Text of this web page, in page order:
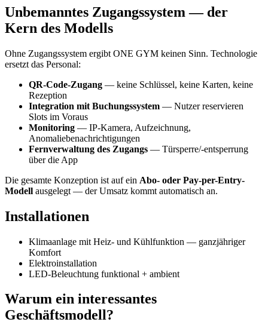
Unbemanntes Zugangssystem — der
Kern des Modells
Ohne Zugangssystem ergibt ONE GYM keinen Sinn. Technologie
ersetzt das Personal:
QR-Code-Zugang — keine Schlüssel, keine Karten, keine
Rezeption
Integration mit Buchungssystem — Nutzer reservieren
Slots im Voraus
Monitoring — IP-Kamera, Aufzeichnung,
Anomaliebenachrichtigungen
Fernverwaltung des Zugangs — Türsperre/-entsperrung
über die App
Die gesamte Konzeption ist auf ein Abo- oder Pay-per-Entry-
Modell ausgelegt — der Umsatz kommt automatisch an.
Installationen
Klimaanlage mit Heiz- und Kühlfunktion — ganzjähriger
Komfort
Elektroinstallation
LED-Beleuchtung funktional + ambient
Warum ein interessantes
Geschäftsmodell?